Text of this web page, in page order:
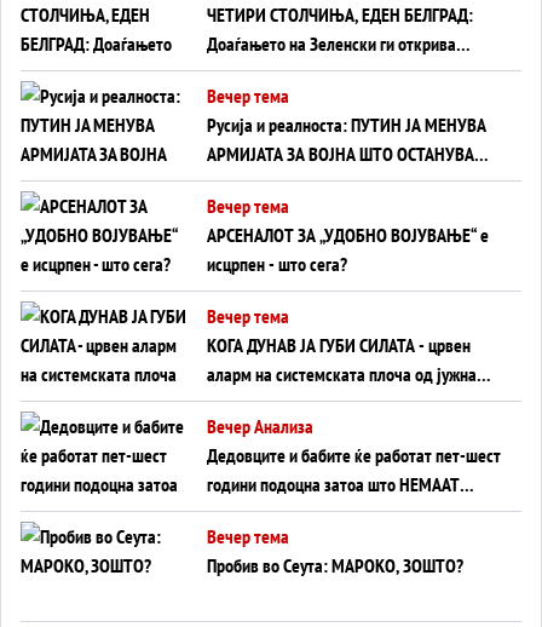
ЧЕТИРИ СТОЛЧИЊА, ЕДЕН БЕЛГРАД:
Доаѓањето на Зеленски ги открива
тајните на политиката на балансирање
на Вучиќ
Вечер тема
Русија и реалноста: ПУТИН ЈА МЕНУВА
АРМИЈАТА ЗА ВОЈНА ШТО ОСТАНУВА
БЕЗ ФРОНТ
Вечер тема
АРСЕНАЛОТ ЗА „УДОБНО ВОЈУВАЊЕ“ е
исцрпен - што сега?
Вечер тема
КОГА ДУНАВ ЈА ГУБИ СИЛАТА - црвен
аларм на системската плоча од јужна
Германија до Црното Море...
Вечер Анализа
Дедовците и бабите ќе работат пет-шест
години подоцна затоа што НЕМААТ
ВНУЦИ ДА ГИ ЗАМЕНАТ
Вечер тема
Пробив во Сеута: МАРОКО, ЗОШТО?